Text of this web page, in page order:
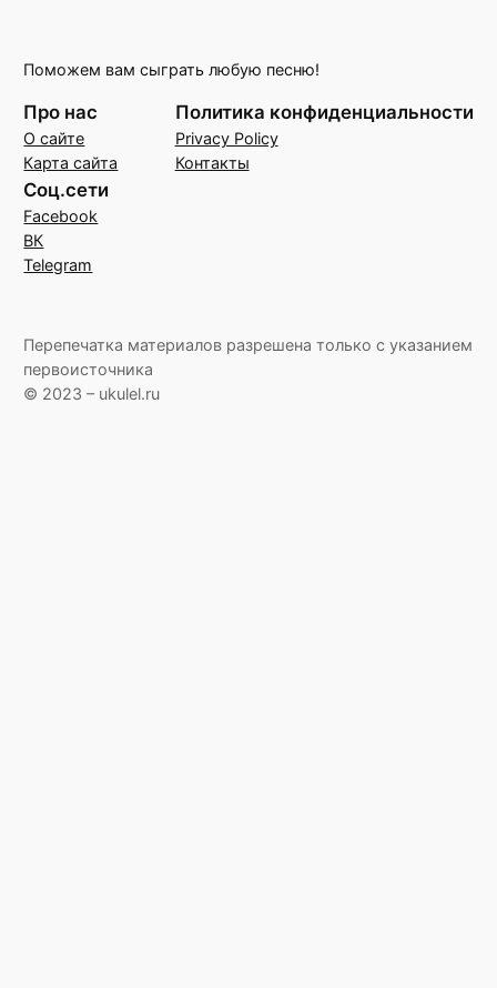
Поможем вам сыграть любую песню!
Про нас
О сайте
Карта сайта
Политика конфиденциальности
Privacy Policy
Контакты
Соц.сети
Facebook
ВК
Telegram
Перепечатка материалов разрешена только с указанием
первоисточника
© 2023 – ukulel.ru